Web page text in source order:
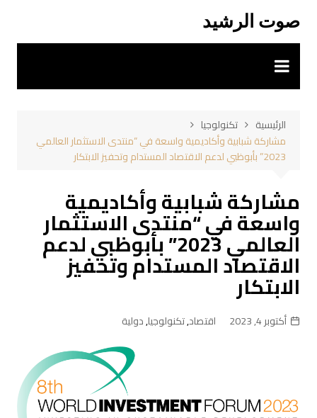
المحتوى
صوت الرشيد
الرئيسية
تكنولوجيا
مشاركة شبابية وأكاديمية واسعة في “منتدى الاستثمار العالمي
2023” بأبوظبي لدعم الاقتصاد المستدام وتحفيز الابتكار
مشاركة شبابية وأكاديمية
واسعة في “منتدى الاستثمار
العالمي 2023” بأبوظبي لدعم
الاقتصاد المستدام وتحفيز
الابتكار
أكتوبر 4, 2023 اقتصاد,تكنولوجيا,دولية